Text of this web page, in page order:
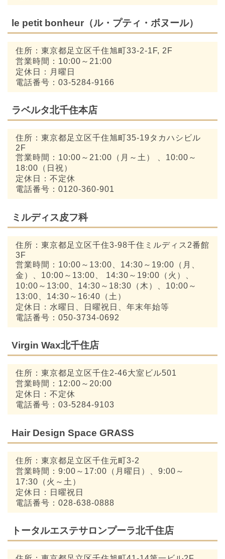
le petit bonheur（ル・プティ・ボヌール）
住所：東京都足立区千住旭町33-2-1F, 2F
営業時間：10:00～21:00
定休日：月曜日
電話番号：03-5284-9166
ラベルタ北千住本店
住所：東京都足立区千住旭町35-19タカハシビル
2F
営業時間：10:00～21:00（月～土） 、10:00～
18:00（日祝）
定休日：不定休
電話番号：0120-360-901
ミルディス皮フ科
住所：東京都足立区千住3-98千住ミルディス2番館
3F
営業時間：10:00～13:00、14:30～19:00（月、
金）、10:00～13:00、 14:30～19:00（火）、
10:00～13:00、14:30～18:30（木）、10:00～
13:00、14:30～16:40（土）
定休日：水曜日、日曜祝日、年末年始等
電話番号：050-3734-0692
Virgin Wax北千住店
住所：東京都足立区千住2-46大室ビル501
営業時間：12:00～20:00
定休日：不定休
電話番号：03-5284-9103
Hair Design Space GRASS
住所：東京都足立区千住元町3-2
営業時間：9:00～17:00（月曜日）、9:00～
17:30（火～土）
定休日：日曜祝日
電話番号：028-638-0888
トータルエステサロンプーラ北千住店